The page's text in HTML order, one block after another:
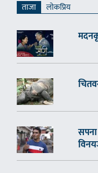
ताजा लाेकप्रिय